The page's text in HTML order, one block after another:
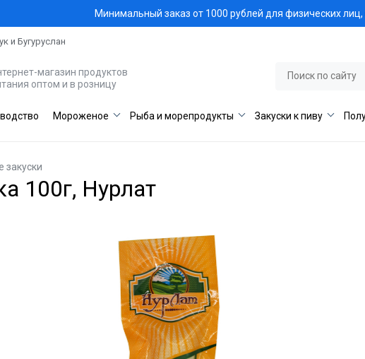
Минимальный заказ от 1000 рублей для физических
и Бугуруслан
магазин продуктов
оптом и в розницу
Мороженое Рыба и морепродукты Закуски к пиву
закуски
100г, Нурлат